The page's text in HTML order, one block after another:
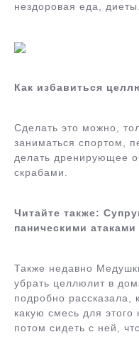
нездоровая еда, диеты.
Как избавиться
Сделать это можно,
заниматься спортом,
делать дренирующее
скрабами.
Читайте также:
паническими атаками
Также недавно
убрать целлюлит в
подробно рассказала,
какую смесь для этого
потом сидеть с ней,